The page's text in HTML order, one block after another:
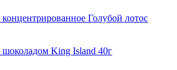
Голубой лотос